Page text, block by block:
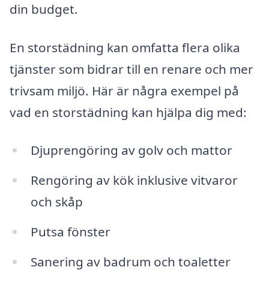
din budget.
En storstädning kan omfatta flera olika
tjänster som bidrar till en renare och mer
trivsam miljö. Här är några exempel på
vad en storstädning kan hjälpa dig med:
Djuprengöring av golv och mattor
Rengöring av kök inklusive vitvaror
och skåp
Putsa fönster
Sanering av badrum och toaletter